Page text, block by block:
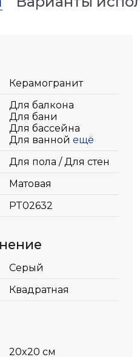
Керамогранит
Для балкона
Для бани
Для бассейна
Для ванной ещё
Для пола / Для стен
Матовая
PT02632
Серый
Квадратная
20x20 см